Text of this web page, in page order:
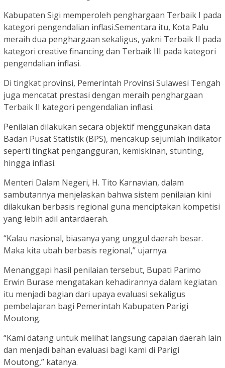
Kabupaten Sigi memperoleh penghargaan Terbaik I pada
kategori pengendalian inflasi.Sementara itu, Kota Palu
meraih dua penghargaan sekaligus, yakni Terbaik II pada
kategori creative financing dan Terbaik III pada kategori
pengendalian inflasi.
Di tingkat provinsi, Pemerintah Provinsi Sulawesi Tengah
juga mencatat prestasi dengan meraih penghargaan
Terbaik II kategori pengendalian inflasi.
Penilaian dilakukan secara objektif menggunakan data
Badan Pusat Statistik (BPS), mencakup sejumlah indikator
seperti tingkat pengangguran, kemiskinan, stunting,
hingga inflasi.
Menteri Dalam Negeri, H. Tito Karnavian, dalam
sambutannya menjelaskan bahwa sistem penilaian kini
dilakukan berbasis regional guna menciptakan kompetisi
yang lebih adil antardaerah.
“Kalau nasional, biasanya yang unggul daerah besar.
Maka kita ubah berbasis regional,” ujarnya.
Menanggapi hasil penilaian tersebut, Bupati Parimo
Erwin Burase mengatakan kehadirannya dalam kegiatan
itu menjadi bagian dari upaya evaluasi sekaligus
pembelajaran bagi Pemerintah Kabupaten Parigi
Moutong.
“Kami datang untuk melihat langsung capaian daerah lain
dan menjadi bahan evaluasi bagi kami di Parigi
Moutong,” katanya.